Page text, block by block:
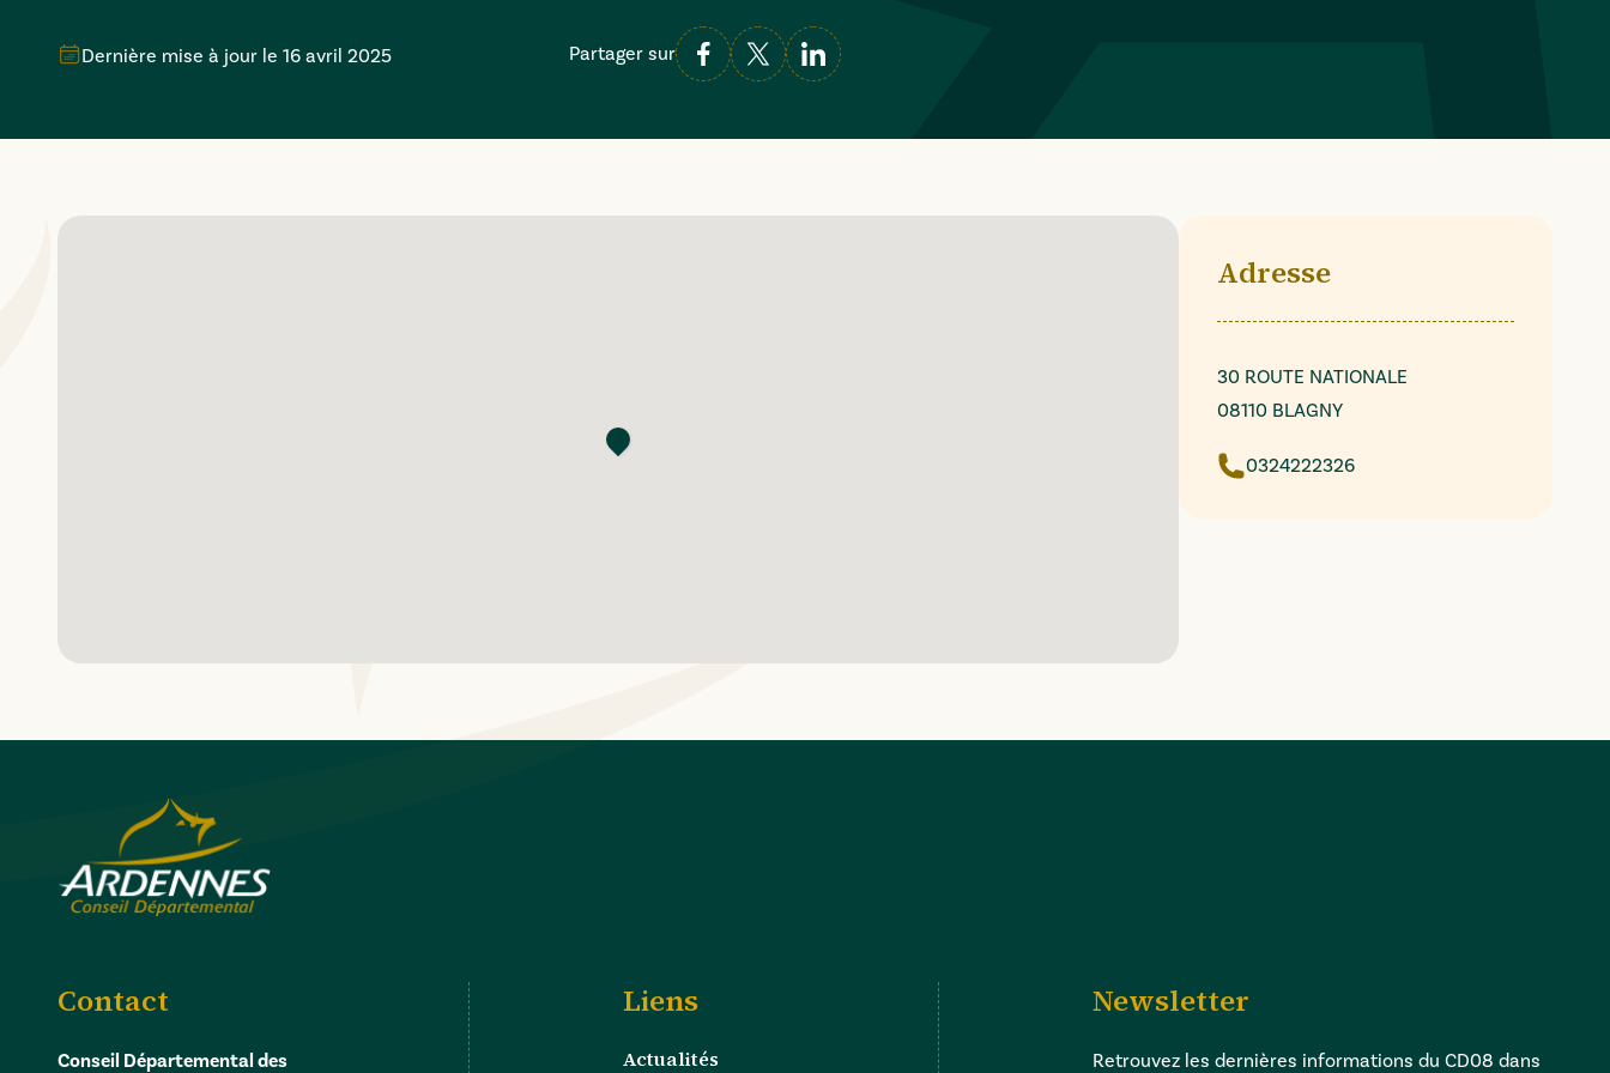
Dernière mise à jour le 16 avril 2025 Partager sur
Adresse
30 ROUTE NATIONALE
08110 BLAGNY
0324222326
Contact
Conseil Départemental des
Liens
Actualités
Newsletter
Retrouvez les dernières informations du CD08 dans